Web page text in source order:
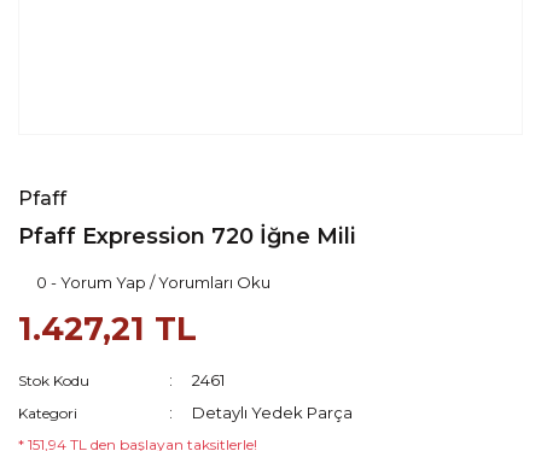
Pfaff
Pfaff Expression 720 İğne Mili
0 - Yorum Yap / Yorumları Oku
1.427,21 TL
Stok Kodu 2461
Kategori Detaylı Yedek Parça
* 151,94 TL den başlayan taksitlerle!